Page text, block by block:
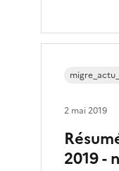
2019 -
2 mai 2019